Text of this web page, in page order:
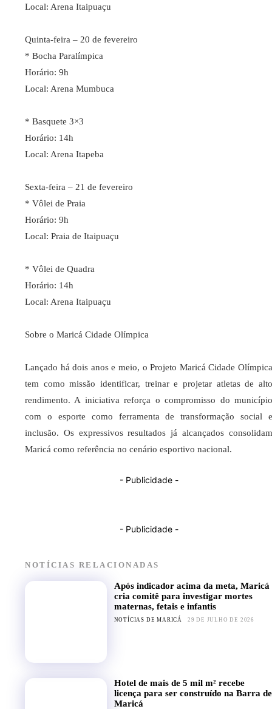
Local: Arena Itaipuaçu
Quinta-feira – 20 de fevereiro
* Bocha Paralímpica
Horário: 9h
Local: Arena Mumbuca
* Basquete 3×3
Horário: 14h
Local: Arena Itapeba
Sexta-feira – 21 de fevereiro
* Vôlei de Praia
Horário: 9h
Local: Praia de Itaipuaçu
* Vôlei de Quadra
Horário: 14h
Local: Arena Itaipuaçu
Sobre o Maricá Cidade Olímpica
Lançado há dois anos e meio, o Projeto Maricá Cidade Olímpica
tem como missão identificar, treinar e projetar atletas de alto
rendimento. A iniciativa reforça o compromisso do município
com o esporte como ferramenta de transformação social e
inclusão. Os expressivos resultados já alcançados consolidam
Maricá como referência no cenário esportivo nacional.
- Publicidade -
- Publicidade -
NOTÍCIAS RELACIONADAS
Após indicador acima da meta, Maricá
cria comitê para investigar mortes
maternas, fetais e infantis
NOTÍCIAS DE MARICÁ 29 DE JULHO DE 2026
Hotel de mais de 5 mil m² recebe
licença para ser construído na Barra de
Maricá